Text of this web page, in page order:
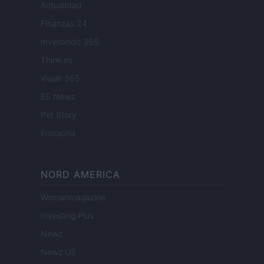
Actualidad
Finanzas 24
Investindo 365
Think.es
Viajar 365
ES Newz
Pet Story
Encocina
NORD AMERICA
Womanmagazine
Investing Plus
Newz
Newz US